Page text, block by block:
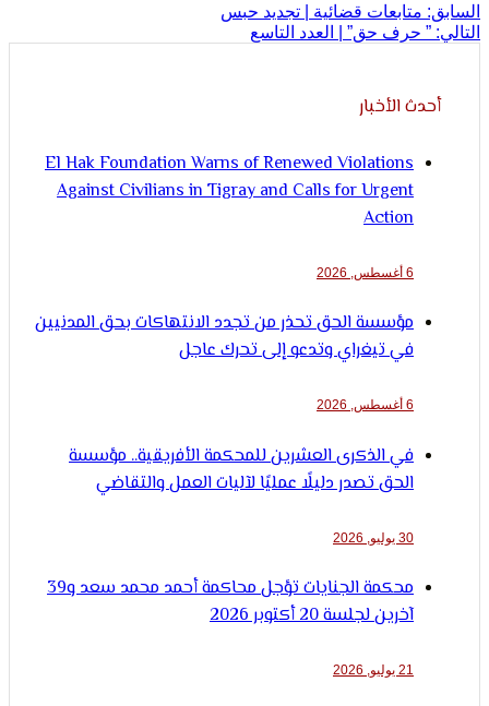
متابعات قضائية | تجديد حبس
حرف حق” | العدد التاسع
الأخبار
El Hak Foundation Warns of Renewed Violations
Against Civilians in Tigray and Calls for Urgent
مؤسسة الحق تحذر من تجدد الانتهاكات بحق المدنيين
في تيغراي وتدعو إلى تحرك عاجل
في الذكرى العشرين للمحكمة الأفريقية.. مؤسسة
الحق تصدر دليلًا عمليًا لآليات العمل والتقاضي
محكمة الجنايات تؤجل محاكمة أحمد محمد سعد و39
آخرين لجلسة 20 أكتوبر 2026